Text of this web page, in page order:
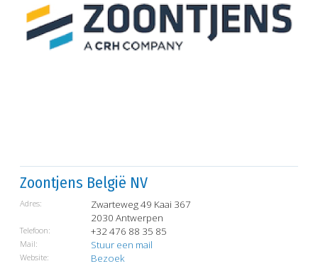
Zoontjens België NV
Adres:
Zwarteweg 49 Kaai 367
2030 Antwerpen
Telefoon: +32 476 88 35 85
Mail: Stuur een mail
Website: Bezoek